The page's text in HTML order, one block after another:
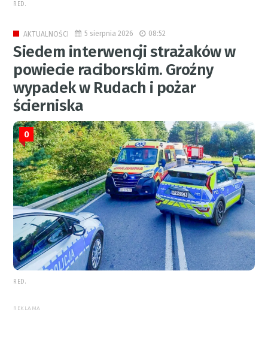
RED.
AKTUALNOŚCI 5 sierpnia 2026 08:52
Siedem interwencji strażaków w
powiecie raciborskim. Groźny
wypadek w Rudach i pożar
ścierniska
0
RED.
REKLAMA